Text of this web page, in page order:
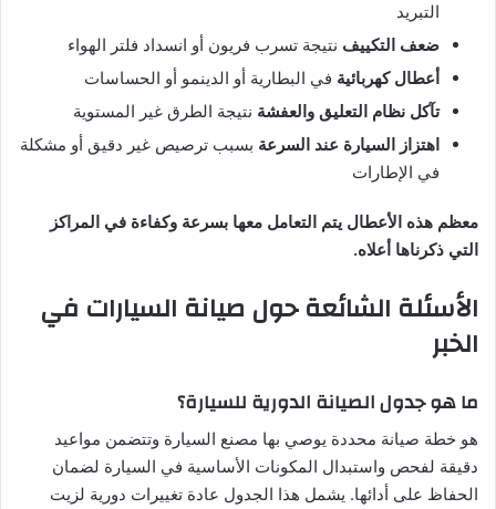
التبريد
ضعف التكييف نتيجة تسرب فريون أو انسداد فلتر الهواء
أعطال كهربائية في البطارية أو الدينمو أو الحساسات
تآكل نظام التعليق والعفشة نتيجة الطرق غير المستوية
اهتزاز السيارة عند السرعة بسبب ترصيص غير دقيق أو مشكلة
في الإطارات
معظم هذه الأعطال يتم التعامل معها بسرعة وكفاءة في المراكز
التي ذكرناها أعلاه.
الأسئلة الشائعة حول صيانة السيارات في
الخبر
ما هو جدول الصيانة الدورية للسيارة؟
هو خطة صيانة محددة يوصي بها مصنع السيارة وتتضمن مواعيد
دقيقة لفحص واستبدال المكونات الأساسية في السيارة لضمان
الحفاظ على أدائها. يشمل هذا الجدول عادة تغييرات دورية لزيت